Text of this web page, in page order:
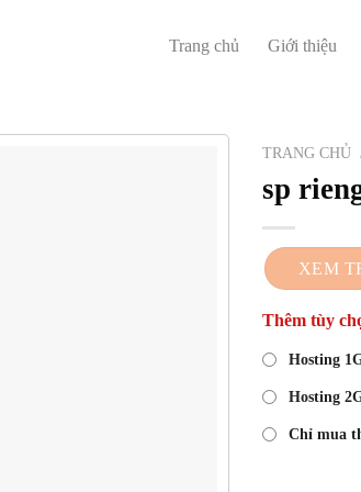
Trang chủ Giới thiệu
TRANG CHỦ
sp
XEM
Thêm tùy
Hosting
Hosting
Chỉ mua